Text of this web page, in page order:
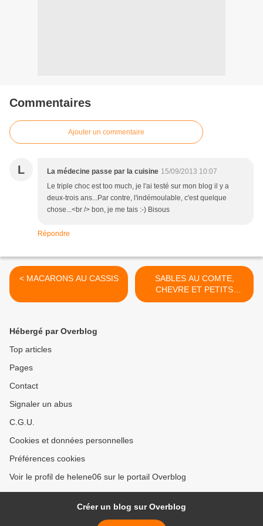
Commentaires
Ajouter un commentaire
L La médecine passe par la cuisine 15/09/2013 10:07
Le triple choc est too much, je l'ai testé sur mon blog il y a
deux-trois ans...Par contre, l'indémoulable, c'est quelque
chose...<br /> bon, je me tais :-) Bisous
Répondre
< MACARONS AU CASSIS
SABLES AU COMTE,
CHEVRE ET PETITS
LEGUMES >
Hébergé par Overblog
Top articles
Pages
Contact
Signaler un abus
C.G.U.
Cookies et données personnelles
Préférences cookies
Voir le profil de helene06 sur le portail Overblog
Créer un blog sur Overblog